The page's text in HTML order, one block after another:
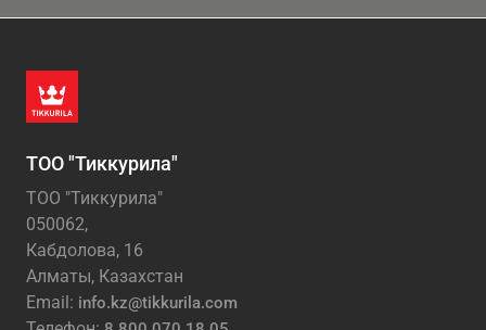
ТОО "Тиккурила"
ТОО "Тиккурила"
050062,
Кабдолова, 16
Алматы, Казахстан
Email: info.kz@tikkurila.com